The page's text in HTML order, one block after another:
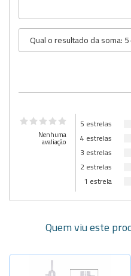
Nenhuma
avaliação
5 estrelas
4 estrelas
3 estrelas
2 estrelas
1 estrela
Quem viu este
Selecione a Quantidade